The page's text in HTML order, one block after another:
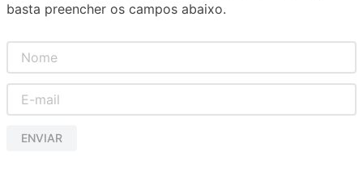
basta preencher os campos abaixo.
ENVIAR